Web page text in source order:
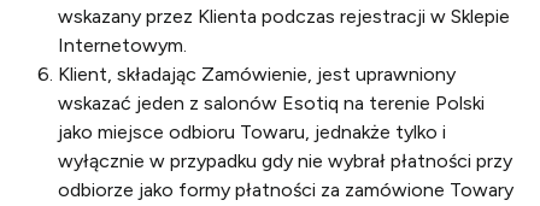
wskazany przez Klienta podczas rejestracji w Sklepie
Internetowym.
Klient, składając Zamówienie, jest uprawniony
wskazać jeden z salonów Esotiq na terenie Polski
jako miejsce odbioru Towaru, jednakże tylko i
wyłącznie w przypadku gdy nie wybrał płatności przy
odbiorze jako formy płatności za zamówione Towary